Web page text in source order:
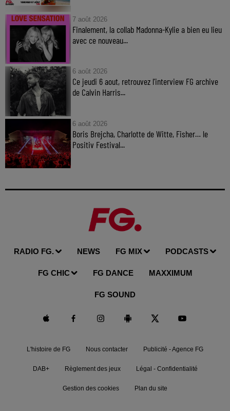
7 août 2026
Finalement, la collab Madonna-Kylie a bien eu lieu
avec ce nouveau...
6 août 2026
Ce jeudi 6 aout, retrouvez l'interview FG archive
de Calvin Harris...
6 août 2026
Boris Brejcha, Charlotte de Witte, Fisher… le
Positiv Festival...
RADIO FG. NEWS FG MIX PODCASTS
FG CHIC FG DANCE MAXXIMUM
FG SOUND
L'histoire de FG Nous contacter Publicité - Agence FG
DAB+ Règlement des jeux Légal - Confidentialité
Gestion des cookies Plan du site